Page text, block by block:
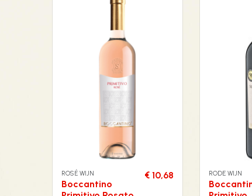
ROSÉ WIJN
Boccantino
€ 10,68 RODE WIJN